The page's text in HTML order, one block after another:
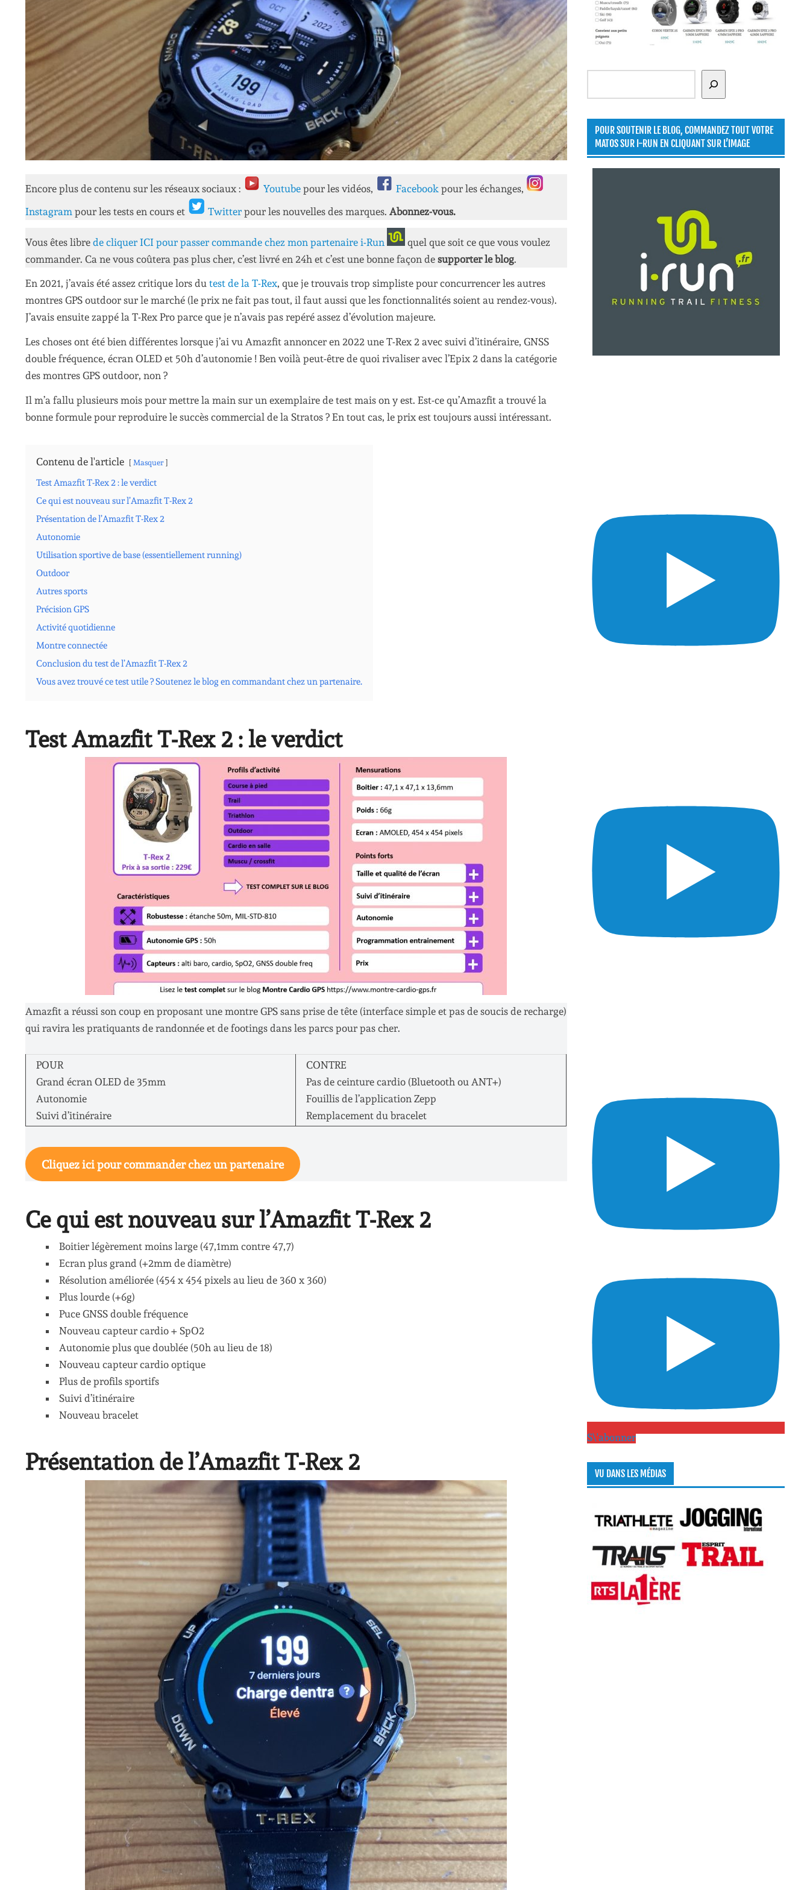
Encore plus de contenu sur les réseaux sociaux : Youtube pour les vidéos, Facebook pour les échanges,
Instagram pour les tests en cours et Twitter pour les nouvelles des marques. Abonnez-vous.
Vous êtes libre de cliquer ICI pour passer commande chez mon partenaire i-Run
quel que soit ce que vous voulez
commander. Ca ne vous coûtera pas plus cher, c’est livré en 24h et c’est une bonne façon de supporter le blog.
En 2021, j’avais été assez critique lors du test de la T-Rex, que je trouvais trop simpliste pour concurrencer les autres
montres GPS outdoor sur le marché (le prix ne fait pas tout, il faut aussi que les fonctionnalités soient au rendez-vous).
J’avais ensuite zappé la T-Rex Pro parce que je n’avais pas repéré assez d’évolution majeure.
Les choses ont été bien différentes lorsque j’ai vu Amazfit annoncer en 2022 une T-Rex 2 avec suivi d’itinéraire, GNSS
double fréquence, écran OLED et 50h d’autonomie ! Ben voilà peut-être de quoi rivaliser avec l’Epix 2 dans la catégorie
des montres GPS outdoor, non ?
Il m’a fallu plusieurs mois pour mettre la main sur un exemplaire de test mais on y est. Est-ce qu’Amazfit a trouvé la
bonne formule pour reproduire le succès commercial de la Stratos ? En tout cas, le prix est toujours aussi intéressant.
Contenu de l'article Masquer
Test Amazfit T-Rex 2 : le verdict
Ce qui est nouveau sur l’Amazfit T-Rex 2
Présentation de l’Amazfit T-Rex 2
Autonomie
Utilisation sportive de base (essentiellement running)
Outdoor
Autres sports
Précision GPS
Activité quotidienne
Montre connectée
Conclusion du test de l’Amazfit T-Rex 2
Vous avez trouvé ce test utile ? Soutenez le blog en commandant chez un partenaire.
Test Amazfit T-Rex 2 : le verdict
Amazfit a réussi son coup en proposant une montre GPS sans prise de tête (interface simple et pas de soucis de recharge)
qui ravira les pratiquants de randonnée et de footings dans les parcs pour pas cher.
POUR
Grand écran OLED de 35mm
Autonomie
Suivi d’itinéraire
CONTRE
Pas de ceinture cardio (Bluetooth ou ANT+)
Fouillis de l’application Zepp
Remplacement du bracelet
Cliquez ici pour commander chez un partenaire
Ce qui est nouveau sur l’Amazfit T-Rex 2
Boitier légèrement moins large (47,1mm contre 47,7)
Ecran plus grand (+2mm de diamètre)
Résolution améliorée (454 x 454 pixels au lieu de 360 x 360)
Plus lourde (+6g)
Puce GNSS double fréquence
Nouveau capteur cardio + SpO2
Autonomie plus que doublée (50h au lieu de 18)
Nouveau capteur cardio optique
Plus de profils sportifs
Suivi d’itinéraire
Nouveau bracelet
Présentation de l’Amazfit T-Rex 2
Rechercher
POUR SOUTENIR LE BLOG, COMMANDEZ TOUT VOTRE
MATOS SUR I-RUN EN CLIQUANT SUR L’IMAGE
S\'abonner
VU DANS LES MÉDIAS